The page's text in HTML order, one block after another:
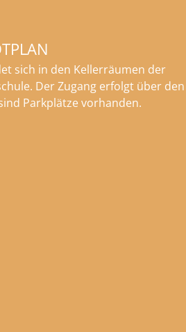
sich in den Kellerräumen der
Der Zugang erfolgt über den
Parkplätze vorhanden.